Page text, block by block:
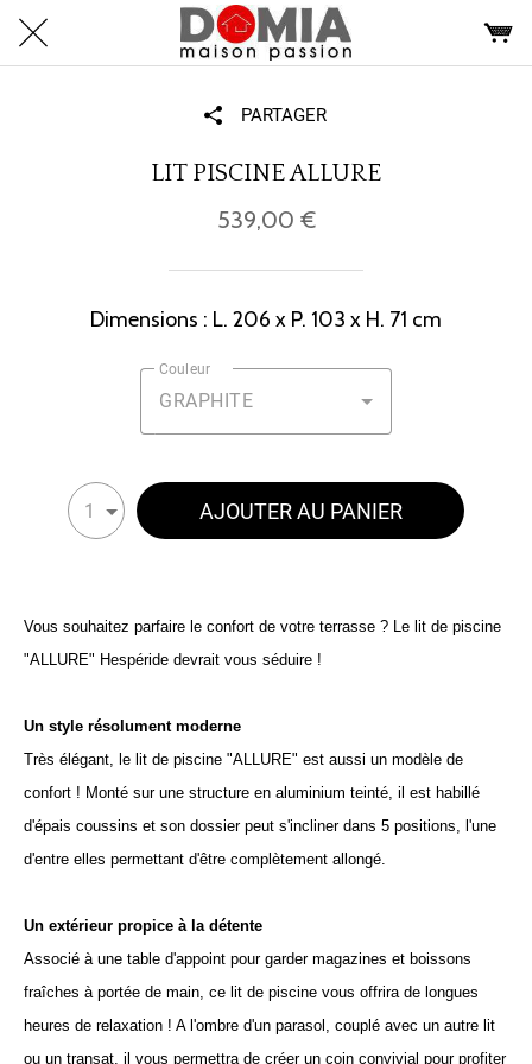
PARTAGER
LIT PISCINE ALLURE
539,00 €
Dimensions : L. 206 x P. 103 x H. 71 cm
Couleur
GRAPHITE
1 AJOUTER AU PANIER
Vous souhaitez parfaire le confort de votre terrasse ? Le lit de piscine
"ALLURE" Hespéride devrait vous séduire !
Un style résolument moderne
Très élégant, le lit de piscine "ALLURE" est aussi un modèle de
confort ! Monté sur une structure en aluminium teinté, il est habillé
d'épais coussins et son dossier peut s'incliner dans 5 positions, l'une
d'entre elles permettant d'être complètement allongé.
Un extérieur propice à la détente
Associé à une table d'appoint pour garder magazines et boissons
fraîches à portée de main, ce lit de piscine vous offrira de longues
heures de relaxation ! A l'ombre d'un parasol, couplé avec un autre lit
ou un transat, il vous permettra de créer un coin convivial pour profiter